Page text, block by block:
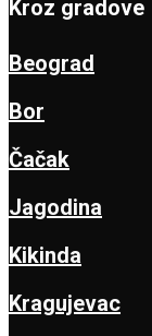
Kroz gradove
Beograd
Bor
Čačak
Jagodina
Kikinda
Kragujevac